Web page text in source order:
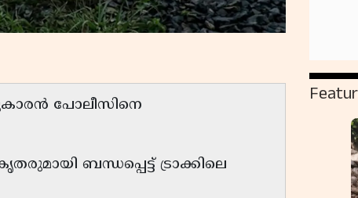
പോലീസിനെ
ബന്ധപ്പെട്ട് ട്രാക്കിലെ